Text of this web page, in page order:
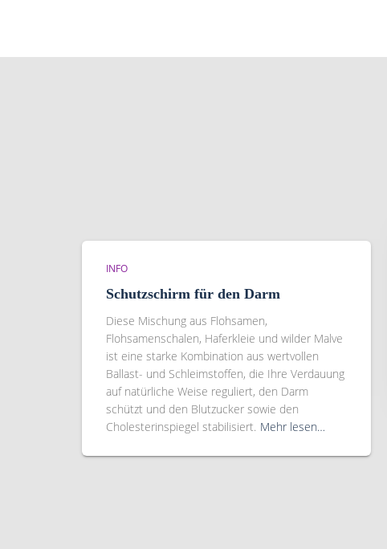
INFO
Schutzschirm für den Darm
Diese Mischung aus Flohsamen,
Flohsamenschalen, Haferkleie und wilder Malve
ist eine starke Kombination aus wertvollen
Ballast- und Schleimstoffen, die Ihre Verdauung
auf natürliche Weise reguliert, den Darm
schützt und den Blutzucker sowie den
Cholesterinspiegel stabilisiert. Mehr lesen…